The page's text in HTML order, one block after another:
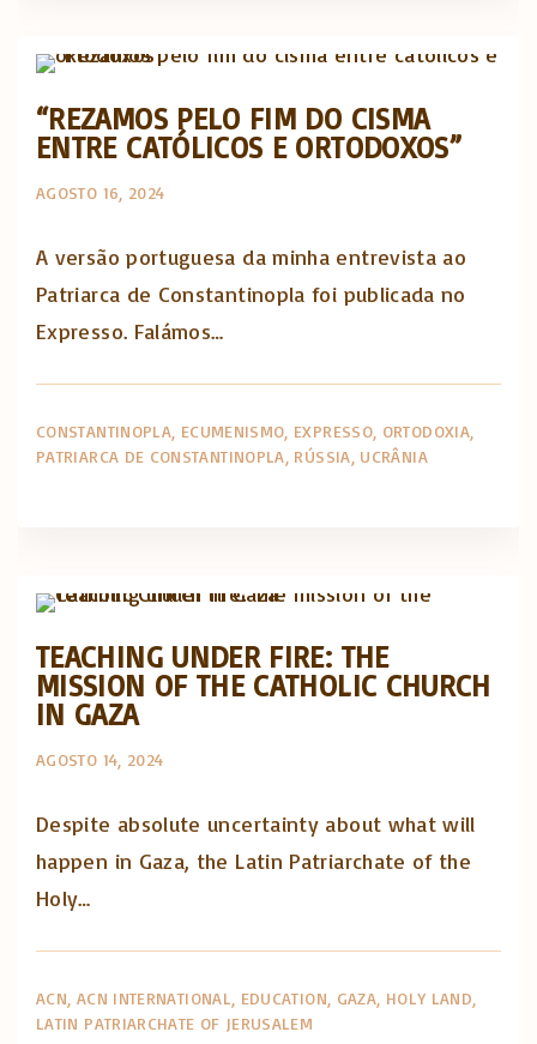
“REZAMOS PELO FIM DO CISMA
ENTRE CATÓLICOS E ORTODOXOS”
AGOSTO 16, 2024
A versão portuguesa da minha entrevista ao
Patriarca de Constantinopla foi publicada no
Expresso. Falámos…
CONSTANTINOPLA ECUMENISMO EXPRESSO ORTODOXIA
PATRIARCA DE CONSTANTINOPLA RÚSSIA UCRÂNIA
TEACHING UNDER FIRE: THE
MISSION OF THE CATHOLIC CHURCH
IN GAZA
AGOSTO 14, 2024
Despite absolute uncertainty about what will
happen in Gaza, the Latin Patriarchate of the
Holy…
ACN ACN INTERNATIONAL EDUCATION GAZA HOLY LAND
LATIN PATRIARCHATE OF JERUSALEM